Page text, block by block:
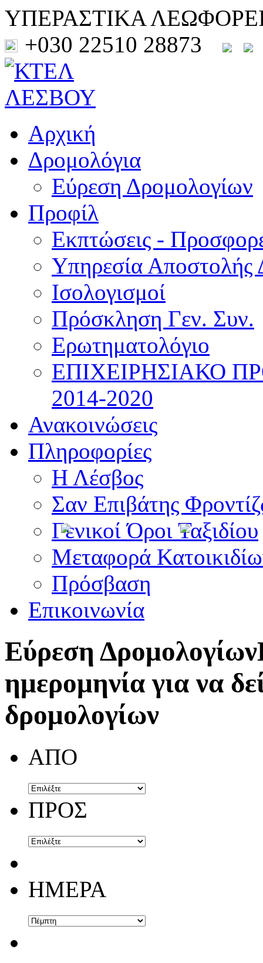
ΥΠΕΡΑΣΤΙΚΑ
+030 22510 28873
Αρχική
Δρομολόγια
Εύρεση Δρομολογίων
Προφίλ
Εκπτώσεις -
Υπηρεσία Αποστολής
Ισολογισμοί
Πρόσκληση Γεν. Συν.
Ερωτηματολόγιο
ΕΠΙΧΕΙΡΗΣΙΑΚΟ
2014-2020
Ανακοινώσεις
Πληροφορίες
Η Λέσβος
Σαν Επιβάτης
Γενικοί Όροι Ταξιδίου
Μεταφορά
Πρόσβαση
Επικοινωνία
Εύρεση Δρομολογίων
ημερομηνία για να
δρομολογίων
ΑΠΟ
ΠΡΟΣ
ΗΜΕΡΑ